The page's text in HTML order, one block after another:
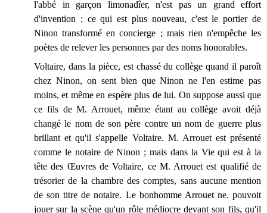
l'abbé in garçon limonadîer, n'est pas un grand effort
d'invention ; ce qui est plus nouveau, c'est le portier de
Ninon transformé en concierge ; mais rien n'empêche les
poètes de relever les personnes par des noms honorables.
Voltaire, dans la pièce, est chassé du collège quand il paroît
chez Ninon, on sent bien que Ninon ne l'en estime pas
moins, et même en espère plus de lui. On suppose aussi que
ce fils de M. Arrouet, même étant au collège avoit déjà
changé le nom de son père contre un nom de guerre plus
brillant et qu'il s'appelle Voltaire. M. Arrouet est présenté
comme le notaire de Ninon ; mais dans la Vie qui est à la
tête des Œuvres de Voltaire, ce M. Arrouet est qualifié de
trésorier de la chambre des comptes, sans aucune mention
de son titre de notaire. Le bonhomme Arrouet ne. pouvoit
jouer sur la scène qu'un rôle médiocre devant son fils, qu'il